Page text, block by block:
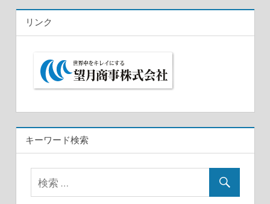
ビ
ゲ
ー
シ
ン
リンク
キーワード検索